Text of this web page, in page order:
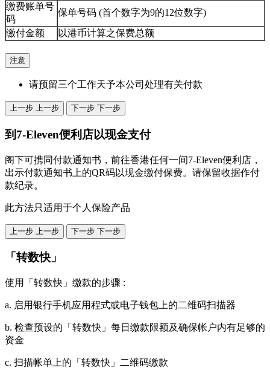
缴费账单号
码
保单号码 (首个数字为9的12位数字)
缴付金额
以港币计算之保费总额
注意
请预留三个工作天予本公司处理有关付款
上一步 上一步 下一步 下一步
到7-Eleven便利店以现金支付
阁下可携同付款通知书，前往香港任何一间7-Eleven便利店，
出示付款通知书上的QR码以现金缴付保费。请保留收据作付
款纪录。
此方法只适用于个人保险产品
上一步 上一步 下一步 下一步
「转数快」
使用「转数快」缴款的步骤 :
a. 启用银行手机应用程式或电子钱包上的二维码扫描器
b. 检查预设的「转数快」每日缴款限额及确保帐户内有足够的
资金
c. 扫描帐单上的「转数快」二维码缴款